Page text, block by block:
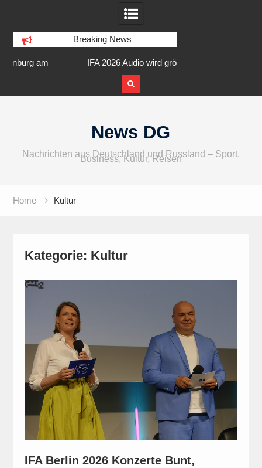
Breaking News
IFA 2026 Audio wird größer,
internationaler und vielfältiger
News DG
Nachrichten aus Deutschland und Russland – Sport,
Business, Kultur, Reisen
Home Kultur
Kategorie: Kultur
IFA Berlin 2026 Konzerte Bunt,